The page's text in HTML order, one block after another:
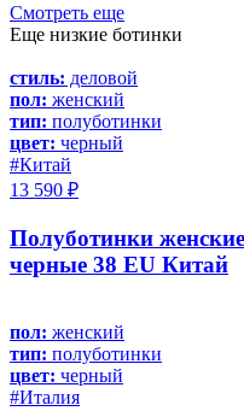
Смотреть еще
Еще низкие ботинки
стиль: деловой
пол: женский
тип: полуботинки
цвет: черный
#Китай
13 590 ₽
Полуботинки
черные 38 EU Китай
пол: женский
тип: полуботинки
цвет: черный
#Италия